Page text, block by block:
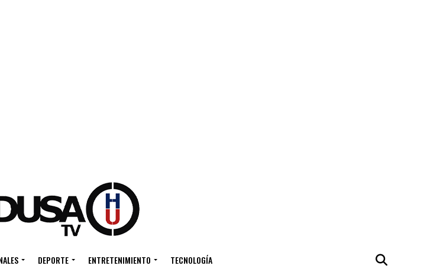
DEPORTE ENTRETENIMIENTO TECNOLOGÍA